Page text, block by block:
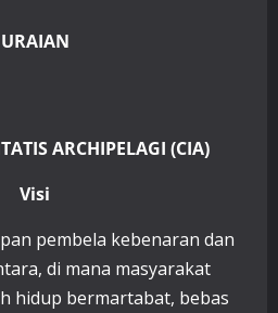
URAIAN
ARCHIPELAGI (CIA)
Visi
pembela kebenaran dan
di mana masyarakat
hidup bermartabat, bebas